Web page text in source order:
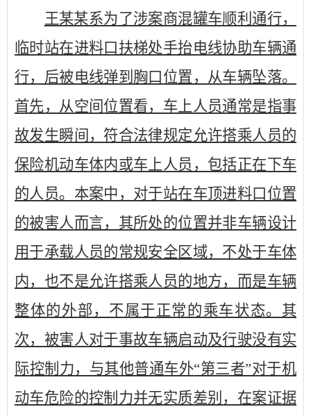
王某某系为了涉案商混罐车顺利通行，
临时站在进料口扶梯处手抬电线协助车辆通
行，后被电线弹到胸口位置，从车辆坠落。
首先，从空间位置看，车上人员通常是指事
故发生瞬间，符合法律规定允许搭乘人员的
保险机动车体内或车上人员，包括正在下车
的人员。本案中，对于站在车顶进料口位置
的被害人而言，其所处的位置并非车辆设计
用于承载人员的常规安全区域，不处于车体
内，也不是允许搭乘人员的地方，而是车辆
整体的外部，不属于正常的乘车状态。其
次，被害人对于事故车辆启动及行驶没有实
际控制力，与其他普通车外“第三者”对于机
动车危险的控制力并无实质差别，在案证据